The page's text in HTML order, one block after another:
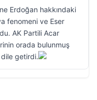
Erdoğan hakkındaki
fenomeni ve Eser
AK Partili Acar
orada bulunmuş
dile getirdi.